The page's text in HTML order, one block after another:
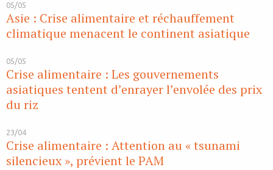
05/05
Asie : Crise alimentaire et réchauffement
climatique menacent le continent asiatique
05/05
Crise alimentaire : Les gouvernements
asiatiques tentent d’enrayer l’envolée des prix
du riz
23/04
Crise alimentaire : Attention au « tsunami
silencieux », prévient le PAM